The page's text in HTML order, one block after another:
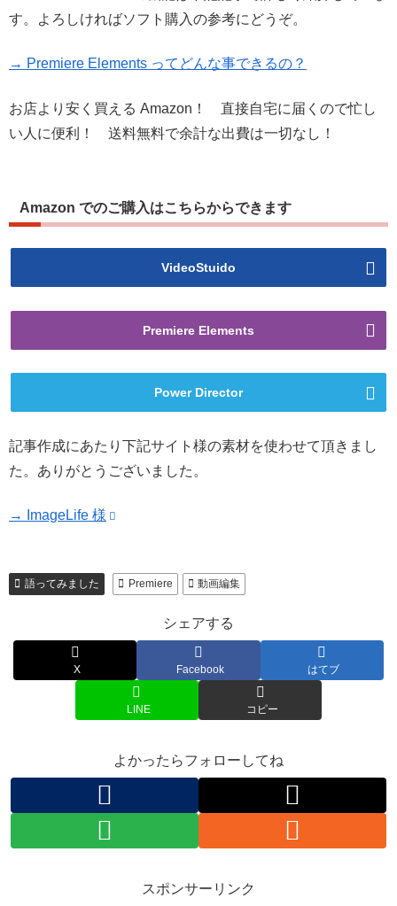
す。よろしければソフト購入の参考にどうぞ。
→ Premiere Elements ってどんな事できるの？
お店より安く買える Amazon！ 直接自宅に届くので忙し
い人に便利！ 送料無料で余計な出費は一切なし！
Amazon でのご購入はこちらからできます
VideoStuido
Premiere Elements
Power Director
記事作成にあたり下記サイト様の素材を使わせて頂きまし
た。ありがとうございました。
→ ImageLife 様
語ってみました Premiere 動画編集
シェアする
X Facebook はてブ
LINE コピー
よかったらフォローしてね
スポンサーリンク